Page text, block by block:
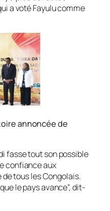
a voté Fayulu comme
annoncée de
fasse tout son possible
confiance aux
tous les Congolais.
le pays avance”, dit-